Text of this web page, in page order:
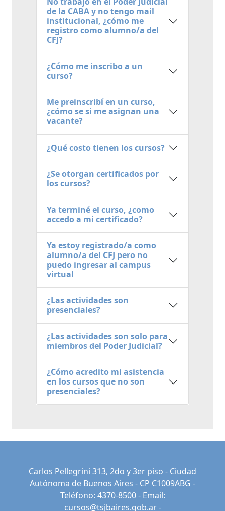
de la CABA y no tengo mail
institucional, ¿cómo me
registro como alumno/a del
CFJ?
¿Cómo me inscribo a un
curso?
Me preinscribí en un curso,
¿cómo se si me asignan una
vacante?
¿Qué costo tienen los cursos?
¿Se otorgan certificados por
los cursos?
Ya terminé el curso, ¿como
accedo a mi certificado?
Ya estoy registrado/a como
alumno/a del CFJ pero no
puedo ingresar al campus
virtual
¿Las actividades son
presenciales?
¿Las actividades son solo para
miembros del Poder Judicial?
¿Cómo acredito mi asistencia
en los cursos que no son
presenciales?
Carlos Pellegrini 313, 2do y 3er piso - Ciudad
Autónoma de Buenos Aires - CP C1009ABG -
Teléfono: 4370-8500 - Email:
cursos@tsjbaires.gob.ar-